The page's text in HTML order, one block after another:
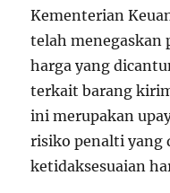
Kementerian
telah menegaskan
harga yang
terkait barang
ini merupakan
risiko penalti yang
ketidaksesuaian